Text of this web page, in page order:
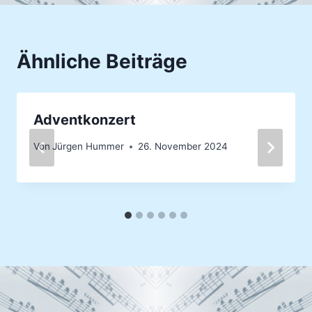
Ähnliche Beiträge
Adventkonzert
Von Jürgen Hummer 26. November 2024